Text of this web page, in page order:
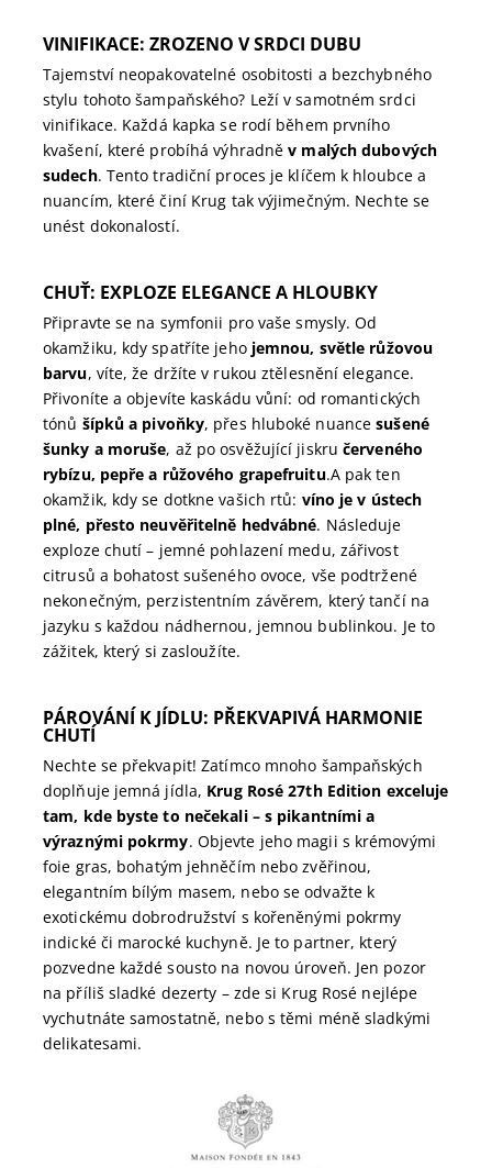
VINIFIKACE: ZROZENO V SRDCI DUBU
Tajemství neopakovatelné osobitosti a bezchybného
stylu tohoto šampaňského? Leží v samotném srdci
vinifikace. Každá kapka se rodí během prvního
kvašení, které probíhá výhradněv malých dubových
sudech. Tento tradiční proces je klíčem k hloubce a
nuancím, které činí Krug tak výjimečným. Nechte se
unést dokonalostí.
CHUŤ: EXPLOZE ELEGANCE A HLOUBKY
Připravte se na symfonii pro vaše smysly. Od
okamžiku, kdy spatříte jeho jemnou, světle růžovou
barvu, víte, že držíte v rukou ztělesnění elegance.
Přivoníte a objevíte kaskádu vůní: od romantických
tónů šípků a pivoňky, přes hluboké nuancesušené
šunky a moruše, až po osvěžující jiskručerveného
rybízu, pepře a růžového grapefruitu.A pak ten
okamžik, kdy se dotkne vašich rtů: víno je v ústech
plné, přesto neuvěřitelně hedvábné. Následuje
exploze chutí – jemné pohlazení medu, zářivost
citrusů a bohatost sušeného ovoce, vše podtržené
nekonečným, perzistentním závěrem, který tančí na
jazyku s každou nádhernou, jemnou bublinkou. Je to
zážitek, který si zasloužíte.
PÁROVÁNÍ K JÍDLU: PŘEKVAPIVÁ HARMONIE
CHUTÍ
Nechte se překvapit! Zatímco mnoho šampaňských
doplňuje jemná jídla, Krug Rosé 27th Edition exceluje
tam, kde byste to nečekali – s pikantními a
výraznými pokrmy. Objevte jeho magii s krémovými
foie gras, bohatým jehněčím nebo zvěřinou,
elegantním bílým masem, nebo se odvažte k
exotickému dobrodružství s kořeněnými pokrmy
indické či marocké kuchyně. Je to partner, který
pozvedne každé sousto na novou úroveň. Jen pozor
na příliš sladké dezerty – zde si Krug Rosé nejlépe
vychutnáte samostatně, nebo s těmi méně sladkými
delikatesami.